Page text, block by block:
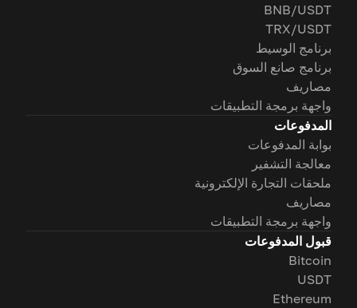
BNB/USDT
TRX/USDT
برنامج الوسيط
برنامج صانع السوق
مصاريف
واجهة برمجة التطبيقات
المدفوعات
بوابة المدفوعات
معالجة التشفير
ملحقات التجارة الإلكترونية
مصاريف
واجهة برمجة التطبيقات
قبول المدفوعات
Bitcoin
USDT
Ethereum